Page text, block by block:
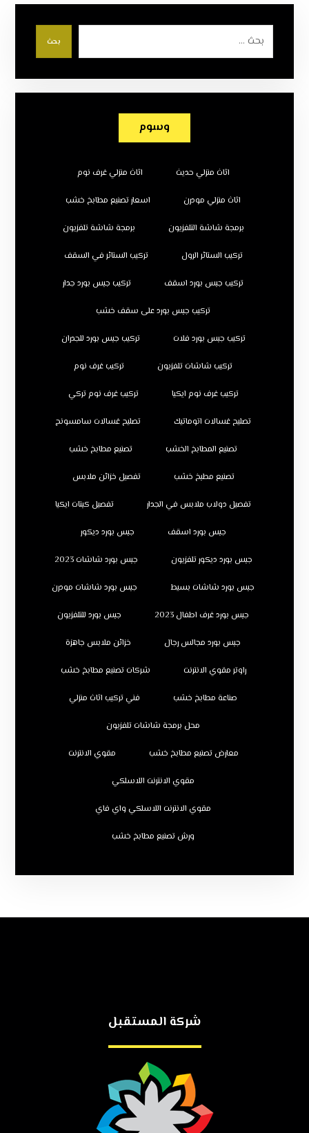
بحث
وسوم
اثاث منزلي حديث اثاث منزلي غرف نوم
اثاث منزلي مودرن اسعار تصنيع مطابخ خشب
برمجة شاشة التلفزيون برمجة شاشة تلفزيون
تركيب الستائر الرول تركيب الستائر في السقف
تركيب جبس بورد اسقف تركيب جبس بورد جدار
تركيب جبس بورد على سقف خشب
تركيب جبس بورد فلات تركيب جبس بورد للجدران
تركيب شاشات تلفزيون تركيب غرف نوم
تركيب غرف نوم ايكيا تركيب غرف نوم تركي
تصليح غسالات اتوماتيك تصليح غسالات سامسونج
تصنيع المطابخ الخشب تصنيع مطابخ خشب
تصنيع مطبخ خشب تفصيل خزائن ملابس
تفصيل دولاب ملابس في الجدار تفصيل كبتات ايكيا
جبس بورد اسقف جبس بورد ديكور
جبس بورد ديكور تلفزيون جبس بورد شاشات 2023
جبس بورد شاشات بسيط جبس بورد شاشات مودرن
جبس بورد غرف اطفال 2023 جبس بورد للتلفزيون
جبس بورد مجالس رجال خزائن ملابس جاهزة
راوتر مقوي الانترنت شركات تصنيع مطابخ خشب
صناعة مطابخ خشب فني تركيب اثاث منزلي
محل برمجة شاشات تلفزيون
معارض تصنيع مطابخ خشب مقوي الانترنت
مقوي الانترنت اللاسلكي
مقوي الانترنت اللاسلكي واي فاي
ورش تصنيع مطابخ خشب
شركة المستقبل